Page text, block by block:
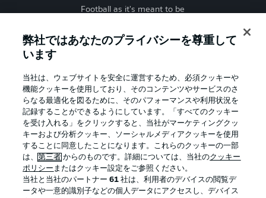
Football as it's meant to be
Official Partners
弊社ではあなたのプライバシーを尊重して
います
当社は、ウェブサイトを安全に運営するため、必須クッキーや
機能クッキーを使用しており、そのコンテンツやサービスのさ
らなる最適化を図るために、そのパフォーマンスや利用状況を
記録することができるようにしています。「すべてのクッキー
を受け入れる」をクリックすると、当社がマーケティングクッ
キーおよび分析クッキー、ソーシャルメディアクッキーを使用
することに同意したことになります。これらのクッキーの一部
は、第三者 からのものです。詳細については、当社のクッキー
ポリシー またはクッキー設定をご参照ください。
当社と当社のパートナー61 社は、利用者のデバイスの閲覧デ
ータや一意的識別子などの個人データにアクセスし、デバイス